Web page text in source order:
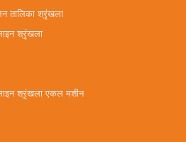
तालिका श्रृंखला
श्रृंखला
लाइन श्रृंखला एकल मशीन